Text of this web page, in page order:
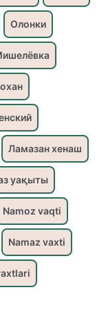
Олонки
Ламазан хенаш
уақыты
Namoz vaqti
Namaz vaxti